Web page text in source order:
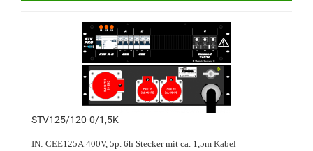
STV125/120-0/1,5K
IN: CEE125A 400V, 5p. 6h Stecker mit ca. 1,5m Kabel